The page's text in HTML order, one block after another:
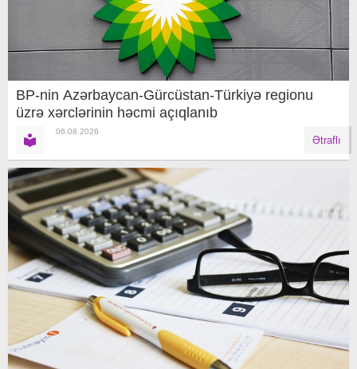
BP-nin Azərbaycan-Gürcüstan-Türkiyə regionu
üzrə xərclərinin həcmi açıqlanıb
06.08.2026
Ətraflı